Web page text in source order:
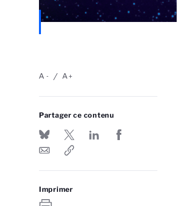
-
A +
A
Partager ce contenu
Imprimer